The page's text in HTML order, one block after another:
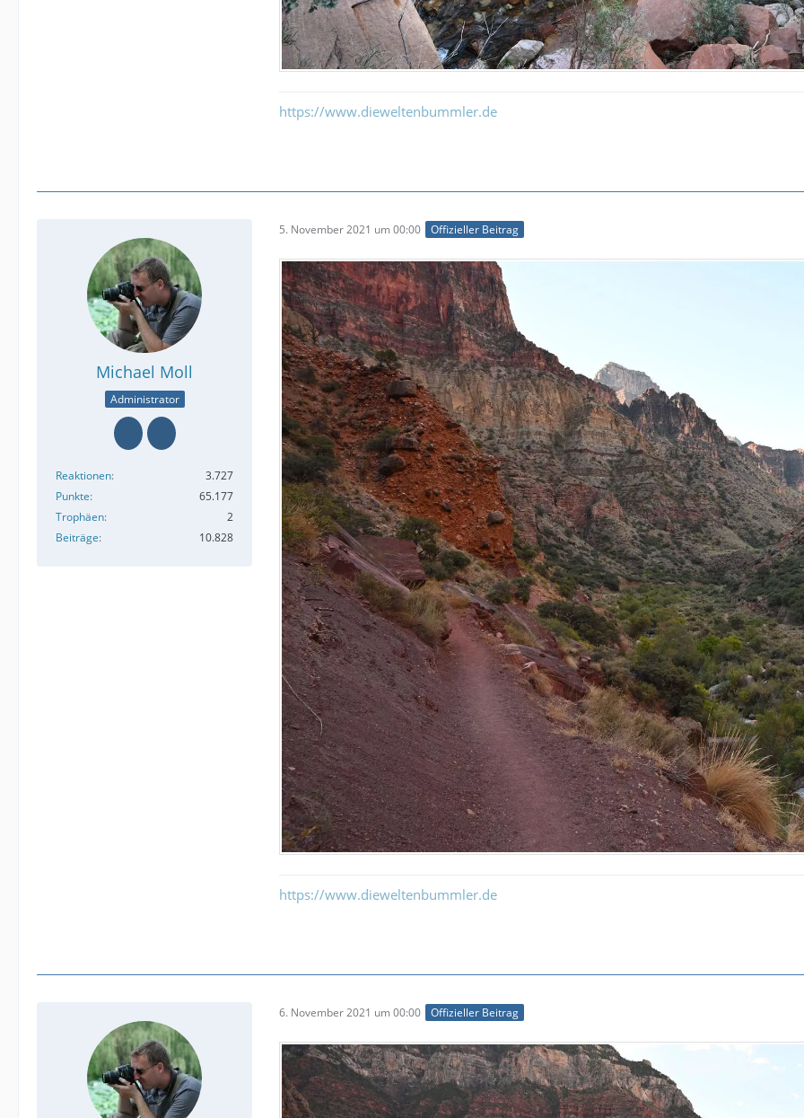
https://www.dieweltenbummler.de
Michael Moll
Administrator
Reaktionen
3.727
Punkte
65.177
Trophäen
2
Beiträge
10.828
5. November 2021 um 00:00 Offizieller Beitrag
https://www.dieweltenbummler.de
6. November 2021 um 00:00 Offizieller Beitrag